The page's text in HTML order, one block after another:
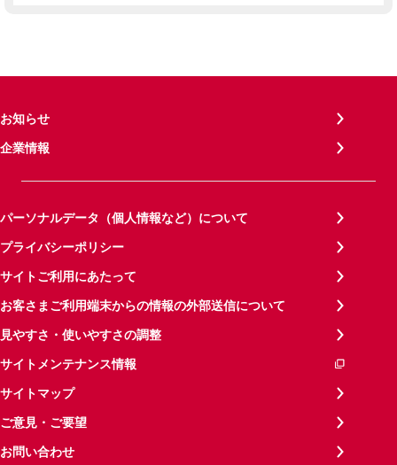
お知らせ
企業情報
パーソナルデータ（個人情報など）について
プライバシーポリシー
サイトご利用にあたって
お客さまご利用端末からの情報の外部送信について
見やすさ・使いやすさの調整
サイトメンテナンス情報
サイトマップ
ご意見・ご要望
お問い合わせ